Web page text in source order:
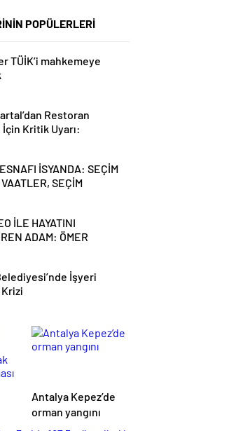
POPÜLERLERİ
TÜİK’i mahkemeye
Restoran
Kritik Uyarı:
İSYANDA: SEÇİM
SEÇİM
İLE HAYATINI
ADAM: ÖMER
İşyeri
Krizi
Antalya Kepez’de
orman yangını